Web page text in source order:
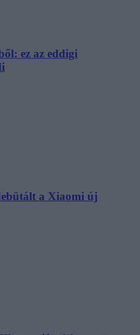
ez az eddigi
a Xiaomi új